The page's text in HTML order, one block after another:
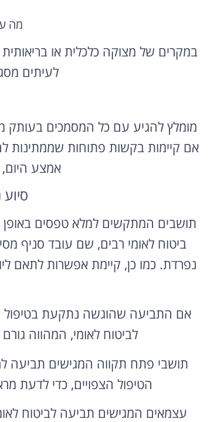
מה
במקרים של מצוקה כלכלית או
לעיתים
מומלץ להגיע עם כל המסמכים בעותק
אם קיימות בקשות פתוחות שממתינות
אמצע
תושבים המתקשים למלא טפסים באופן
ביטוח לאומי רבים, שם עובד סניף
נפרדת. כמו כן, קיימת אפשרות לתאם
אם התביעה שהוגשה נתקעת בטיפול
לביטוח לאומי, המהווה
תושבי פתח תקווה המגישים תביעה
הטיפול הצפויים, כדי לדעת
עצמאים המגישים תביעה לביטוח